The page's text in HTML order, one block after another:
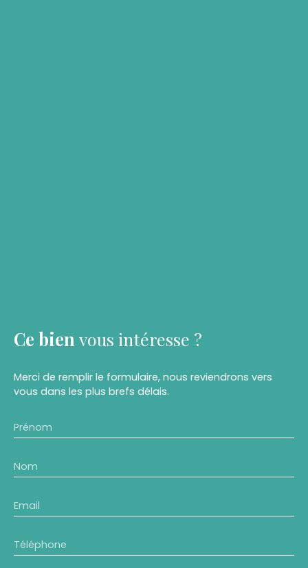
Ce bien vous intéresse ?
Merci de remplir le formulaire, nous reviendrons vers
vous dans les plus brefs délais.
Prénom
Nom
Email
Téléphone